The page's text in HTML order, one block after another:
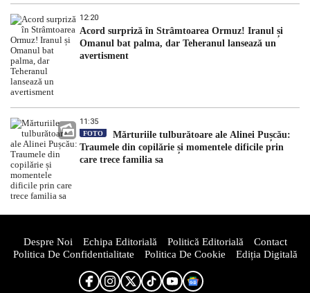
12:20
Acord surpriză în Strâmtoarea Ormuz! Iranul și
Omanul bat palma, dar Teheranul lansează un
avertisment
11:35
FOTO
Mărturiile tulburătoare ale Alinei Pușcău:
Traumele din copilărie și momentele dificile prin
care trece familia sa
Despre Noi Echipa Editorială Politică Editorială
Contact
Politica De Confidentialitate
Politica De Cookie Ediția Digitală